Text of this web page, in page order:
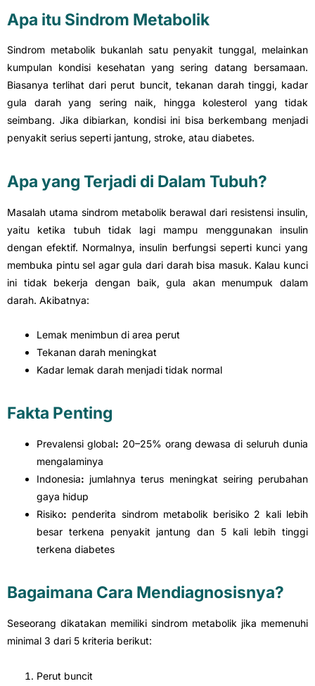
Apa itu Sindrom Metabolik
Sindrom metabolik bukanlah satu penyakit tunggal, melainkan
kumpulan kondisi kesehatan yang sering datang bersamaan.
Biasanya terlihat dari perut buncit, tekanan darah tinggi, kadar
gula darah yang sering naik, hingga kolesterol yang tidak
seimbang. Jika dibiarkan, kondisi ini bisa berkembang menjadi
penyakit serius seperti jantung, stroke, atau diabetes.
Apa yang Terjadi di Dalam Tubuh?
Masalah utama sindrom metabolik berawal dari resistensi insulin,
yaitu ketika tubuh tidak lagi mampu menggunakan insulin
dengan efektif. Normalnya, insulin berfungsi seperti kunci yang
membuka pintu sel agar gula dari darah bisa masuk. Kalau kunci
ini tidak bekerja dengan baik, gula akan menumpuk dalam
darah. Akibatnya:
Lemak menimbun di area perut
Tekanan darah meningkat
Kadar lemak darah menjadi tidak normal
Fakta Penting
Prevalensi global: 20–25% orang dewasa di seluruh dunia
mengalaminya
Indonesia: jumlahnya terus meningkat seiring perubahan
gaya hidup
Risiko: penderita sindrom metabolik berisiko 2 kali lebih
besar terkena penyakit jantung dan 5 kali lebih tinggi
terkena diabetes
Bagaimana Cara Mendiagnosisnya?
Seseorang dikatakan memiliki sindrom metabolik jika memenuhi
minimal 3 dari 5 kriteria berikut:
Perut buncit